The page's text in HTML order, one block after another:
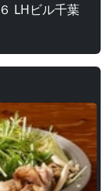
LHビル千葉